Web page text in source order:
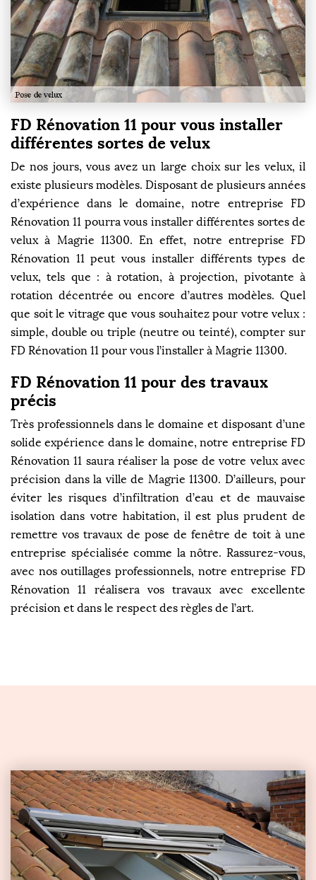
FD Rénovation 11 pour vous installer
différentes sortes de velux
De nos jours, vous avez un large choix sur les velux, il
existe plusieurs modèles. Disposant de plusieurs années
d’expérience dans le domaine, notre entreprise FD
Rénovation 11 pourra vous installer différentes sortes de
velux à Magrie 11300. En effet, notre entreprise FD
Rénovation 11 peut vous installer différents types de
velux, tels que : à rotation, à projection, pivotante à
rotation décentrée ou encore d’autres modèles. Quel
que soit le vitrage que vous souhaitez pour votre velux :
simple, double ou triple (neutre ou teinté), compter sur
FD Rénovation 11 pour vous l’installer à Magrie 11300.
FD Rénovation 11 pour des travaux
précis
Très professionnels dans le domaine et disposant d’une
solide expérience dans le domaine, notre entreprise FD
Rénovation 11 saura réaliser la pose de votre velux avec
précision dans la ville de Magrie 11300. D’ailleurs, pour
éviter les risques d’infiltration d’eau et de mauvaise
isolation dans votre habitation, il est plus prudent de
remettre vos travaux de pose de fenêtre de toit à une
entreprise spécialisée comme la nôtre. Rassurez-vous,
avec nos outillages professionnels, notre entreprise FD
Rénovation 11 réalisera vos travaux avec excellente
précision et dans le respect des règles de l’art.